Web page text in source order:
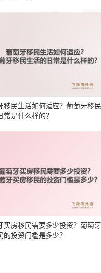
移民生活如何适应？葡萄牙移
常是什么样的？
买房移民需要多少投资？葡萄
的投资门槛是多少？